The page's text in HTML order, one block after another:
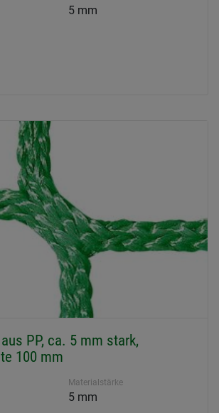
5 mm
PP, ca. 5 mm stark,
100 mm
Materialstärke
5 mm